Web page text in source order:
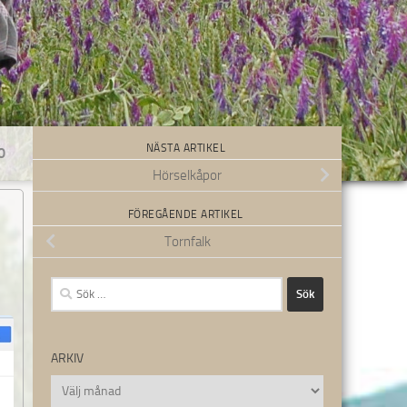
NÄSTA ARTIKEL
Hörselkåpor
FÖREGÅENDE ARTIKEL
Tornfalk
Sök
efter:
ARKIV
Arkiv